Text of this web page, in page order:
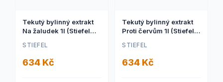
Tekutý bylinný extrakt
Na žaludek 1l (Stiefel
Na žaludek (Láhev s
dávkovačem, 1 l))
STIEFEL
634 Kč
Tekutý bylinný extrakt
Proti červům 1l (Stiefel
Proti červům (Láhev s
dávkovačem, 1 l))
STIEFEL
634 Kč